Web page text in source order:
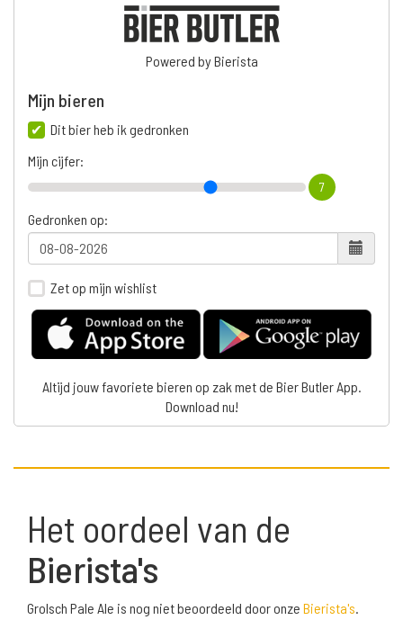
Powered by Bierista
Mijn bieren
Dit bier heb ik gedronken
Mijn cijfer:
7
Gedronken op:
Zet op mijn wishlist
Altijd jouw favoriete bieren op zak met de Bier Butler App.
Download nu!
Het oordeel van de
Bierista's
Grolsch Pale Ale is nog niet beoordeeld door onze Bierista's.